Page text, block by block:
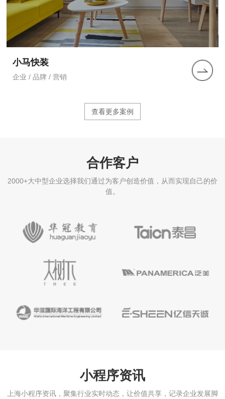
小马快装
企业 / 品牌 / 营销
查看更多案例
合作客户
2000+大中型企业选择我们通过为客户创造价值，从而实现自己的价
值。
小程序资讯
上海小程序资讯，聚集行业实时动态，让价值共享，记录企业发展脚